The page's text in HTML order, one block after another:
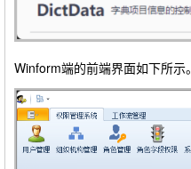
Winform端的前端界面如下所示。